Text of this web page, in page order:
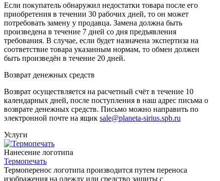
Если покупатель обнаружил недостатки товара после его
приобретения в течении 30 рабочих дней, то он может
потребовать замену у продавца. Замена должна быть
произведена в течение 7 дней со дня предъявления
требования. В случае, если будет назначена экспертиза на
соответствие товара указанным нормам, то обмен должен
быть произведён в течение 20 дней.
Возврат денежных средств
Возврат осуществляется на расчетный счёт в течение 10
календарных дней, после поступления в наш адрес письма о
возврате денежных средств. Письмо можно направить по
электронной почте на ящик sale@planeta-sirius.spb.ru
Услуги
Нанесение логотипа
Термопечать
Термоперенос логотипа производится путем переноса
изображения на одежду или средство защиты с